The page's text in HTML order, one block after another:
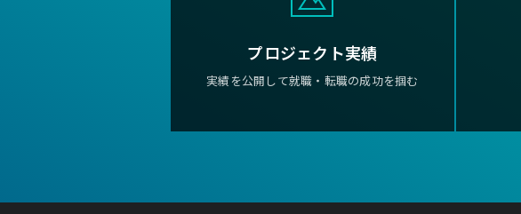
プロジェクト実績
実績を公開して就職・転職の成功を掴む